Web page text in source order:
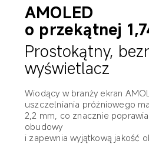
AMOLED
o przekątnej
Prostokątny,
wyświetlacz
Wiodący w branży ekran
uszczelniania próżniowego
2,2 mm, co znacznie
obudowy
i zapewnia wyjątkową jakość